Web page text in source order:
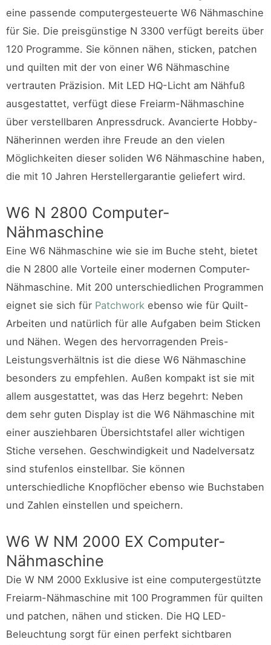
eine passende computergesteuerte W6 Nähmaschine
für Sie. Die preisgünstige N 3300 verfügt bereits über
120 Programme. Sie können nähen, sticken, patchen
und quilten mit der von einer W6 Nähmaschine
vertrauten Präzision. Mit LED HQ-Licht am Nähfuß
ausgestattet, verfügt diese Freiarm-Nähmaschine
über verstellbaren Anpressdruck. Avancierte Hobby-
Näherinnen werden ihre Freude an den vielen
Möglichkeiten dieser soliden W6 Nähmaschine haben,
die mit 10 Jahren Herstellergarantie geliefert wird.
W6 N 2800 Computer-
Nähmaschine
Eine W6 Nähmaschine wie sie im Buche steht, bietet
die N 2800 alle Vorteile einer modernen Computer-
Nähmaschine. Mit 200 unterschiedlichen Programmen
eignet sie sich für Patchwork ebenso wie für Quilt-
Arbeiten und natürlich für alle Aufgaben beim Sticken
und Nähen. Wegen des hervorragenden Preis-
Leistungsverhältnis ist die diese W6 Nähmaschine
besonders zu empfehlen. Außen kompakt ist sie mit
allem ausgestattet, was das Herz begehrt: Neben
dem sehr guten Display ist die W6 Nähmaschine mit
einer ausziehbaren Übersichtstafel aller wichtigen
Stiche versehen. Geschwindigkeit und Nadelversatz
sind stufenlos einstellbar. Sie können
unterschiedliche Knopflöcher ebenso wie Buchstaben
und Zahlen einstellen und speichern.
W6 W NM 2000 EX Computer-
Nähmaschine
Die W NM 2000 Exklusive ist eine computergestützte
Freiarm-Nähmaschine mit 100 Programmen für quilten
und patchen, nähen und sticken. Die HQ LED-
Beleuchtung sorgt für einen perfekt sichtbaren